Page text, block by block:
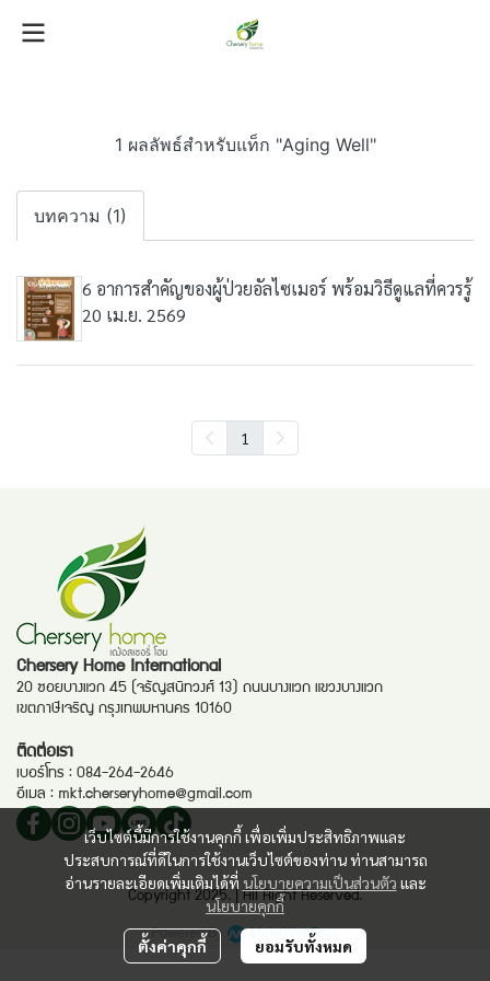
1 ผลลัพธ์สำหรับแท็ก "Aging Well"
บทความ (1)
6 อาการสำคัญของผู้ป่วยอัลไซเมอร์ พร้อมวิธีดูแลที่ควรรู้
20 เม.ย. 2569
1
เว็บไซต์นี้มีการใช้งานคุกกี้ เพื่อเพิ่มประสิทธิภาพและ
ประสบการณ์ที่ดีในการใช้งานเว็บไซต์ของท่าน ท่านสามารถ
อ่านรายละเอียดเพิ่มเติมได้ที่ นโยบายความเป็นส่วนตัว และ
นโยบายคุกกี้
ตั้งค่าคุกกี้ ยอมรับทั้งหมด
Chersery Home International
20 ซอยบางแวก 45 (จรัญสนิทวงศ์ 13) ถนนบางแวก แขวงบางแวก
เขตภาษีเจริญ กรุงเทพมหานคร 10160
ติดต่อเรา
เบอร์โทร : 084-264-2646
อีเมล : mkt.cherseryhome@gmail.com
Copyright 2025. | All Right Reserved.
Powered By MakeWebEasy